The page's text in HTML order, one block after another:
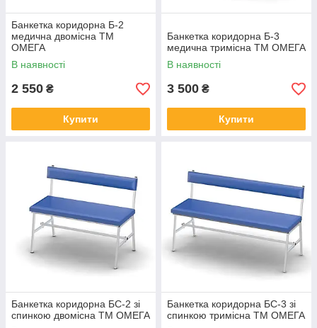
Банкетка коридорна Б-2
медична двомісна ТМ
ОМЕГА
В наявності
2 550 ₴
Купити
Банкетка коридорна Б-3
медична тримісна ТМ ОМЕГА
В наявності
3 500 ₴
Купити
Банкетка коридорна БС-2 зі
спинкою двомісна ТМ ОМЕГА
Банкетка коридорна БС-3 зі
спинкою тримісна ТМ ОМЕГА